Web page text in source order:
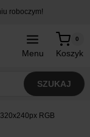
roboczym!
Menu Koszyk
0
SZUKAJ
RGB